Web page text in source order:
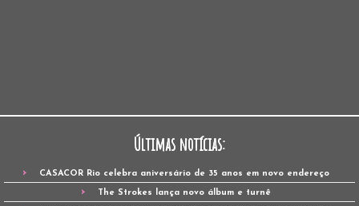
Últimas notícias:
CASACOR Rio celebra aniversário de 35 anos em novo endereço
The Strokes lança novo álbum e turnê